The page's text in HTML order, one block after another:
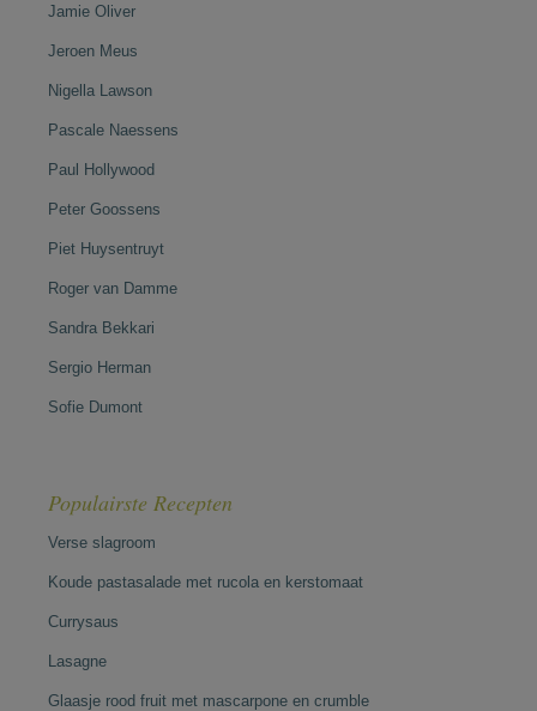
Jamie Oliver
Jeroen Meus
Nigella Lawson
Pascale Naessens
Paul Hollywood
Peter Goossens
Piet Huysentruyt
Roger van Damme
Sandra Bekkari
Sergio Herman
Sofie Dumont
Populairste Recepten
Verse slagroom
Koude pastasalade met rucola en kerstomaat
Currysaus
Lasagne
Glaasje rood fruit met mascarpone en crumble